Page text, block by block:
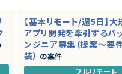
【基本リモート/週5日】
アプリ開発を牽引するバ
ンジニア募集（提案～要
装） の案件
フルリモート